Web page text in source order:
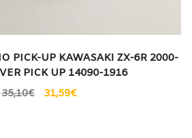
PICK-UP KAWASAKI ZX-6R 2000-
PICK UP 14090-1916
35,10€ 31,59€